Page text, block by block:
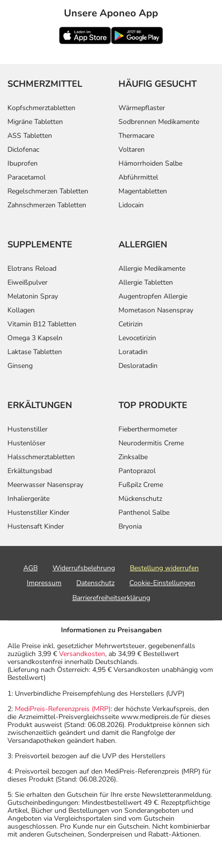
Unsere Aponeo App
SCHMERZMITTEL
Kopfschmerztabletten
Migräne Tabletten
ASS Tabletten
Diclofenac
Ibuprofen
Paracetamol
Regelschmerzen Tabletten
Zahnschmerzen Tabletten
HÄUFIG GESUCHT
Wärmepflaster
Sodbrennen Medikamente
Thermacare
Voltaren
Hämorrhoiden Salbe
Abführmittel
Magentabletten
Lidocain
SUPPLEMENTE
Elotrans Reload
Eiweißpulver
Melatonin Spray
Kollagen
Vitamin B12 Tabletten
Omega 3 Kapseln
Laktase Tabletten
Ginseng
ALLERGIEN
Allergie Medikamente
Allergie Tabletten
Augentropfen Allergie
Mometason Nasenspray
Cetirizin
Levocetirizin
Loratadin
Desloratadin
ERKÄLTUNGEN
Hustenstiller
Hustenlöser
Halsschmerztabletten
Erkältungsbad
Meerwasser Nasenspray
Inhaliergeräte
Hustenstiller Kinder
Hustensaft Kinder
TOP PRODUKTE
Fieberthermometer
Neurodermitis Creme
Zinksalbe
Pantoprazol
Fußpilz Creme
Mückenschutz
Panthenol Salbe
Bryonia
AGB Widerrufsbelehrung
Bestellung widerrufen
Impressum
Datenschutz
Cookie-Einstellungen
Barrierefreiheitserklärung
Informationen zu Preisangaben
Alle Preise inkl. gesetzlicher Mehrwertsteuer, gegebenenfalls
zuzüglich 3,99 € Versandkosten, ab 34,99 € Bestellwert
versandkostenfrei innerhalb Deutschlands.
(Lieferung nach Österreich: 4,95 € Versandkosten unabhängig vom
Bestellwert)
1: Unverbindliche Preisempfehlung des Herstellers (UVP)
2: MediPreis-Referenzpreis (MRP): der höchste Verkaufspreis, den
die Arzneimittel-Preisvergleichsseite www.medipreis.de für dieses
Produkt ausweist (Stand: 06.08.2026). Produktpreise können sich
zwischenzeitlich geändert und damit die Rangfolge der
Versandapotheken geändert haben.
3: Preisvorteil bezogen auf die UVP des Herstellers
4: Preisvorteil bezogen auf den MediPreis-Referenzpreis (MRP) für
dieses Produkt (Stand: 06.08.2026).
5: Sie erhalten den Gutschein für Ihre erste Newsletteranmeldung.
Gutscheinbedingungen: Mindestbestellwert 49 €. Rezeptpflichtige
Artikel, Bücher und Bestellungen von Sonderangeboten und
Angeboten via Vergleichsportalen sind vom Gutschein
ausgeschlossen. Pro Kunde nur ein Gutschein. Nicht kombinierbar
mit anderen Gutscheinen, Sonderpreisen und Rabatt-Aktionen.